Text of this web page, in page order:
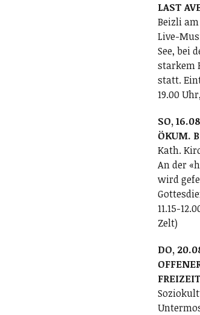
LAST
Beizli am
Live-
See, bei
starkem
statt.
19.00
SO,
ÖKUM.
Kath.
An der
wird
11.15-
Zelt)
DO,